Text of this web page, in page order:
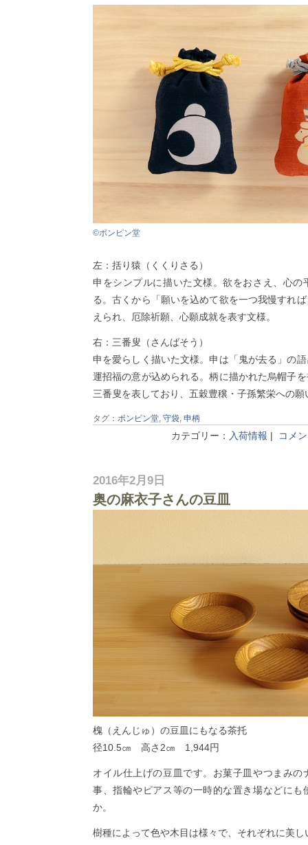
©ポンピン堂
左：括り猿（くくりさる）
申をシンプルに描いた文様。欲をおさえ、心の
る。古くから「願いを込めて欲を一つ我慢すれ
えられ、厄除祈願、心願成就を表す文様。
右：三番叟（さんばそう）
申を愛らしく描いた文様。申は「鬼が去る」の
運招福の意が込められる。柄に描かれた烏帽子
三番叟を表しており、五穀豊穣・子孫繁栄への願
タグ： ポンピン堂, 守袋, 申柄
カテゴリー： 入荷情報 | コメ
2016年2月9日
奥の麻衣子さんの豆皿
槐（えんじゅ）の豆皿にもなる茶托
径10.5㎝ 高さ2㎝ 1,944円
オイル仕上げの豆皿です。お菓子皿やつまみの
事、指輪やピアス等の一時的な置き場などにも
か。
樹種によって色や木目は様々で、それぞれに美し